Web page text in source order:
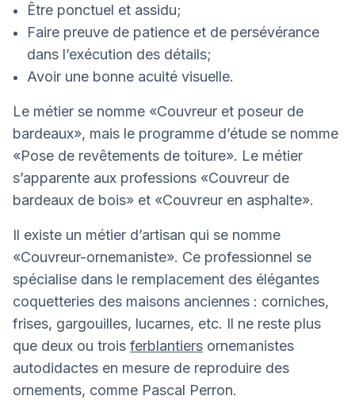
Être ponctuel et assidu;
Faire preuve de patience et de persévérance
dans l’exécution des détails;
Avoir une bonne acuité visuelle.
Le métier se nomme «Couvreur et poseur de
bardeaux», mais le programme d’étude se nomme
«Pose de revêtements de toiture». Le métier
s’apparente aux professions «Couvreur de
bardeaux de bois» et «Couvreur en asphalte».
Il existe un métier d’artisan qui se nomme
«Couvreur-ornemaniste». Ce professionnel se
spécialise dans le remplacement des élégantes
coquetteries des maisons anciennes : corniches,
frises, gargouilles, lucarnes, etc. Il ne reste plus
que deux ou trois ferblantiers ornemanistes
autodidactes en mesure de reproduire des
ornements, comme Pascal Perron.